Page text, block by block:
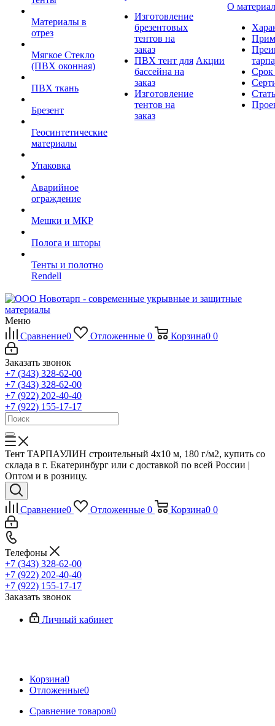
Материалы в
отрез
Мягкое Стекло
(ПВХ оконная)
ПВХ ткань
Брезент
Геосинтетические
материалы
Упаковка
Аварийное
ограждение
Мешки и МКР
Полога и шторы
Тенты и полотно
Rendell
Изготовление
брезентовых
тентов на
заказ
ПВХ тент для
бассейна на
заказ
Изготовление
тентов на
заказ
Акции
О
Меню
Сравнение0 Отложенные 0 Корзина0 0
Заказать звонок
+7 (343) 328-62-00
+7 (343) 328-62-00
+7 (922) 202-40-40
+7 (922) 155-17-17
Тент ТАРПАУЛИН строительный 4х10 м, 180 г/м2, купить со
склада в г. Екатеринбург или с доставкой по всей России |
Оптом и в розницу.
Сравнение0 Отложенные 0 Корзина0 0
Телефоны
+7 (343) 328-62-00
+7 (922) 202-40-40
+7 (922) 155-17-17
Заказать звонок
Личный кабинет
Корзина0
Отложенные0
Сравнение товаров0